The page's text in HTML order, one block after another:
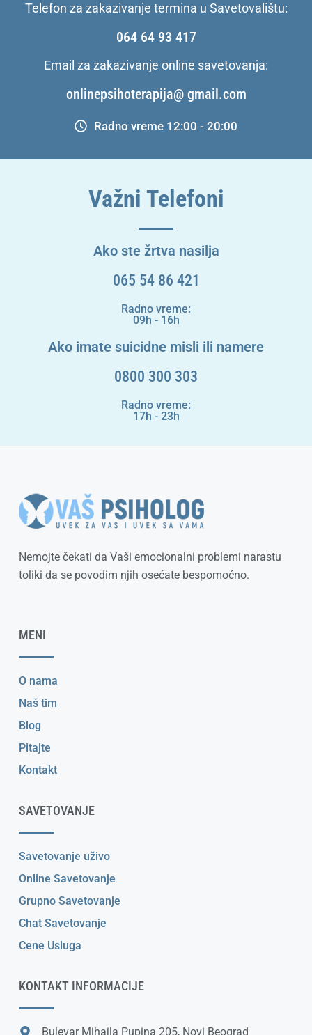
Telefon za zakazivanje termina u Savetovalištu:
064 64 93 417
Email za zakazivanje online savetovanja:
onlinepsihoterapija@ gmail.com
Radno vreme 12:00 - 20:00
Važni Telefoni
Ako ste žrtva nasilja
065 54 86 421
Radno vreme:
09h - 16h
Ako imate suicidne misli ili namere
0800 300 303
Radno vreme:
17h - 23h
Nemojte čekati da Vaši emocionalni problemi narastu
toliki da se povodim njih osećate bespomoćno.
MENI
O nama
Naš tim
Blog
Pitajte
Kontakt
SAVETOVANJE
Savetovanje uživo
Online Savetovanje
Grupno Savetovanje
Chat Savetovanje
Cene Usluga
KONTAKT INFORMACIJE
Bulevar Mihajla Pupina 205, Novi Beograd